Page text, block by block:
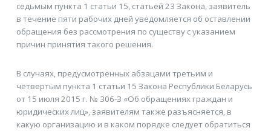
седьмым пункта 1 статьи 15, статьей 23 Закона, заявитель
в течение пяти рабочих дней уведомляется об оставлении
обращения без рассмотрения по существу с указанием
причин принятия такого решения.
В случаях, предусмотренных абзацами третьим и
четвертым пункта 1 статьи 15 Закона Республики Беларусь
от 15 июля 2015 г. № 306-З «Об обращениях граждан и
юридических лиц», заявителям также разъясняется, в
какую организацию и в каком порядке следует обратиться